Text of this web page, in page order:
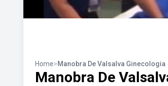
Home>Manobra De Valsalva Ginecologia
Manobra De